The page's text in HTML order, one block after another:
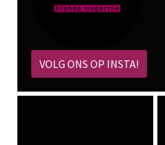
VOLG ONS OP INSTA!